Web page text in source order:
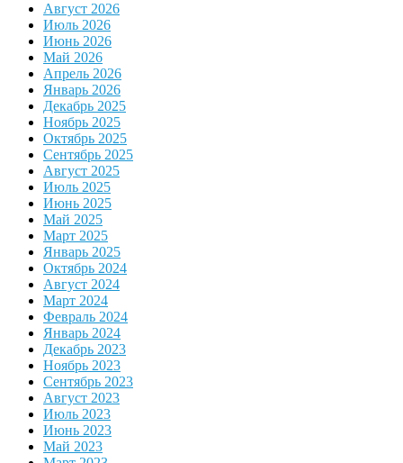
Август 2026
Июль 2026
Июнь 2026
Май 2026
Апрель 2026
Январь 2026
Декабрь 2025
Ноябрь 2025
Октябрь 2025
Сентябрь 2025
Август 2025
Июль 2025
Июнь 2025
Май 2025
Март 2025
Январь 2025
Октябрь 2024
Август 2024
Март 2024
Февраль 2024
Январь 2024
Декабрь 2023
Ноябрь 2023
Сентябрь 2023
Август 2023
Июль 2023
Июнь 2023
Май 2023